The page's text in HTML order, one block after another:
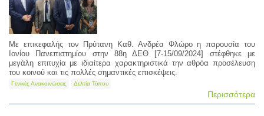
Με επικεφαλής τον Πρύτανη Καθ. Ανδρέα Φλώρο η παρουσία του
Ιονίου Πανεπιστημίου στην 88η ΔΕΘ [7-15/09/2024] στέφθηκε με
μεγάλη επιτυχία με ιδιαίτερα χαρακτηριστικά την αθρόα προσέλευση
του κοινού και τις πολλές σημαντικές επισκέψεις.
Γενικές Ανακοινώσεις Δελτία Τύπου
Περισσότερα